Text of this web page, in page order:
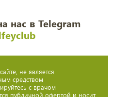
нас в Telegram
не является
средством
с врачом
публичной офертой и носит